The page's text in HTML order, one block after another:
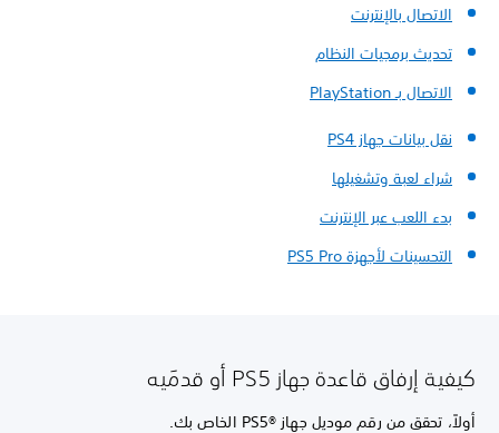
الاتصال بالإنترنت
تحديث برمجيات النظام
الاتصال بـ PlayStation
نقل بيانات جهاز PS4
شراء لعبة وتشغيلها
بدء اللعب عبر الإنترنت
التحسينات لأجهزة PS5 Pro
كيفية إرفاق قاعدة جهاز PS5 أو قدمَيه
أولاً، تحقق من رقم موديل جهاز PS5®‎ الخاص بك.